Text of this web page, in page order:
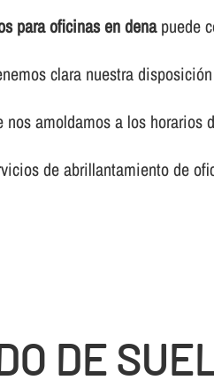
para oficinas en denapuede
clara nuestra
nos amoldamos a los
de abrillantamiento de
DE